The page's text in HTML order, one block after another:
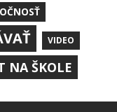
VIDEO
NA ŠKOLE